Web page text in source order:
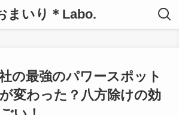
まいり＊Labo.
の最強のパワースポット
変わった？八方除けの効